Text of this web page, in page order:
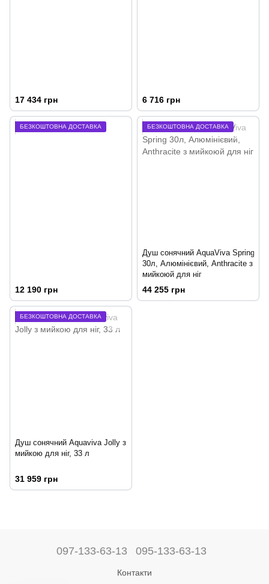
17 434 грн 6 716 грн
БЕЗКОШТОВНА ДОСТАВКА
12 190 грн
БЕЗКОШТОВНА ДОСТАВКА
Душ сонячний AquaViva Spring
30л, Алюмінієвий, Anthracite з
мийкоюй для ніг
44 255 грн
БЕЗКОШТОВНА ДОСТАВКА
Душ сонячний Aquaviva Jolly з
мийкою для ніг, 33 л
31 959 грн
097-133-63-13 095-133-63-13
Контакти